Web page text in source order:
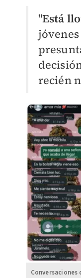
"Está
recién